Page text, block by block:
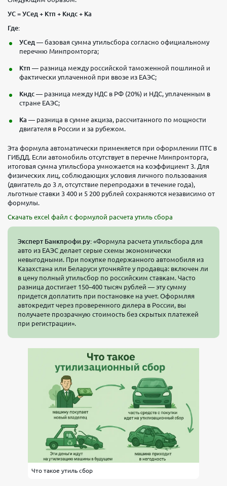
УС = УСед + Ктп + Кндс + Ка
Где:
УСед — базовая сумма утильсбора согласно официальному
перечню Минпромторга;
Ктп — разница между российской таможенной пошлиной и
фактически уплаченной при ввозе из ЕАЭС;
Кндс — разница между НДС в РФ (20%) и НДС, уплаченным в
стране ЕАЭС;
Ка — разница в сумме акциза, рассчитанного по мощности
двигателя в России и за рубежом.
Эта формула автоматически применяется при оформлении ПТС в
ГИБДД. Если автомобиль отсутствует в перечне Минпромторга,
итоговая сумма утильсбора умножается на коэффициент 3. Для
физических лиц, соблюдающих условия личного пользования
(двигатель до 3 л, отсутствие перепродажи в течение года),
льготные ставки 3 400 и 5 200 рублей сохраняются независимо от
формулы.
Скачать excel файл с формулой расчета утиль сбора
Эксперт Банкпрофи.ру: «Формула расчета утильсбора для
авто из ЕАЭС делает серые схемы экономически
невыгодными. При покупке подержанного автомобиля из
Казахстана или Беларуси уточняйте у продавца: включен ли
в цену полный утильсбор по российским ставкам. Часто
разница достигает 150–400 тысяч рублей — эту сумму
придется доплатить при постановке на учет. Оформляя
автокредит через проверенного дилера в России, вы
получаете прозрачную стоимость без скрытых платежей
при регистрации».
Что такое утиль сбор